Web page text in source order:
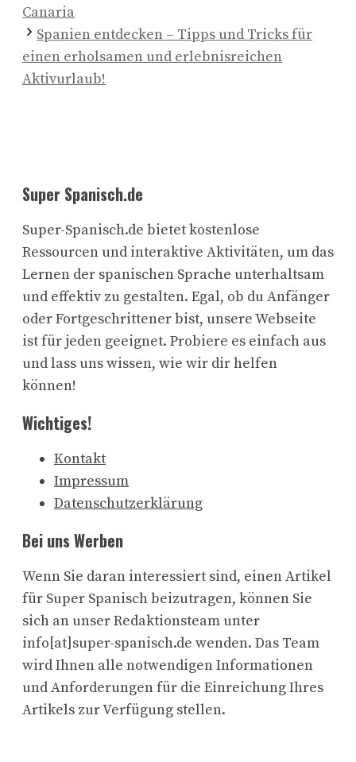
Canaria
Spanien entdecken – Tipps und Tricks für
einen erholsamen und erlebnisreichen
Aktivurlaub!
Super Spanisch.de
Super-Spanisch.de bietet kostenlose
Ressourcen und interaktive Aktivitäten, um das
Lernen der spanischen Sprache unterhaltsam
und effektiv zu gestalten. Egal, ob du Anfänger
oder Fortgeschrittener bist, unsere Webseite
ist für jeden geeignet. Probiere es einfach aus
und lass uns wissen, wie wir dir helfen
können!
Wichtiges!
Kontakt
Impressum
Datenschutzerklärung
Bei uns Werben
Wenn Sie daran interessiert sind, einen Artikel
für Super Spanisch beizutragen, können Sie
sich an unser Redaktionsteam unter
info[at]super-spanisch.de wenden. Das Team
wird Ihnen alle notwendigen Informationen
und Anforderungen für die Einreichung Ihres
Artikels zur Verfügung stellen.